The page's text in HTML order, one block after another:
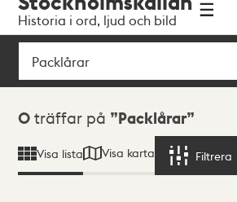
navigationen
huvudinnehållet
Historia i ord, ljud och bild
Sök
Sökresultat
0 träffar på Packlårar
Visa lista Visa karta Filtrera